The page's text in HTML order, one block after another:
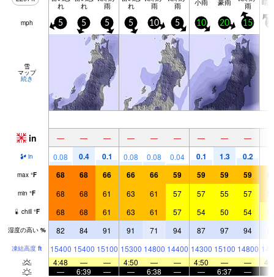
れ れ 雨 れ 雨 雨 雨
mph 5 5 5 5 10 5 10 20 15
雪
マップ
続き
in — — — — — — — — —
in 0.08 0.4 0.1 0.08 0.08 0.04 0.1 1.3 0.2
max °F 68 68 66 66 66 59 59 59 59
min °F 68 68 61 63 61 57 57 55 57
chill °F 68 68 61 63 61 57 54 50 54
湿度の高い % 82 84 91 91 71 94 87 97 94
凍結高度 ft 15400 15400 15100 15300 14800 14400 14300 15100 14800
4:48
— — 4:50 — — 4:50 — —
—
6:39 — — 6:38 — — 6:37 —